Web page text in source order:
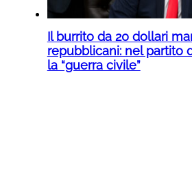
Il burrito da 20 dollari
repubblicani: nel partito
la “guerra civile”